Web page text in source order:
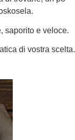
saporito e veloce.
di vostra scelta.